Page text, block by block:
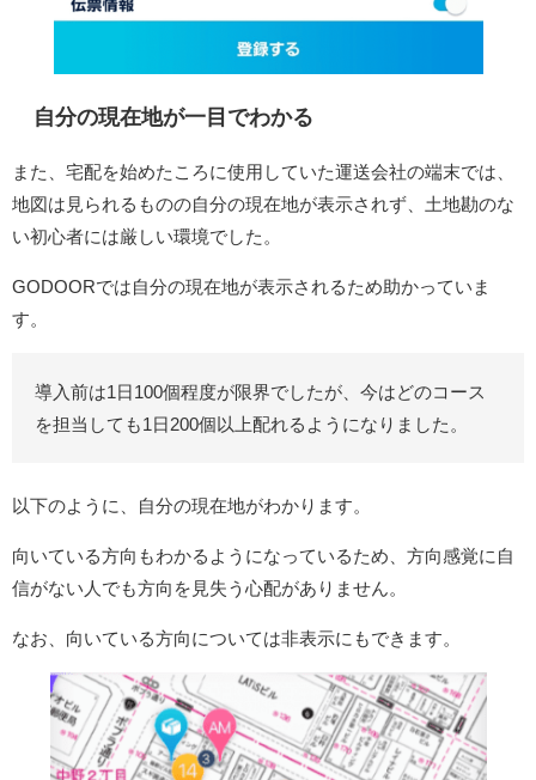
自分の現在地が一目でわかる
また、宅配を始めたころに使用していた運送会社の端末では、
地図は見られるものの自分の現在地が表示されず、土地勘のな
い初心者には厳しい環境でした。
GODOORでは自分の現在地が表示されるため助かっていま
す。
導入前は1日100個程度が限界でしたが、今はどのコース
を担当しても1日200個以上配れるようになりました。
以下のように、自分の現在地がわかります。
向いている方向もわかるようになっているため、方向感覚に自
信がない人でも方向を見失う心配がありません。
なお、向いている方向については非表示にもできます。